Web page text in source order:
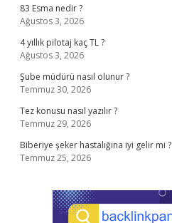
83 Esma nedir ?
Ağustos 3, 2026
4 yıllık pilotaj kaç TL ?
Ağustos 3, 2026
Şube müdürü nasıl olunur ?
Temmuz 30, 2026
Tez konusu nasıl yazılır ?
Temmuz 29, 2026
Biberiye şeker hastalığına iyi gelir mi ?
Temmuz 25, 2026